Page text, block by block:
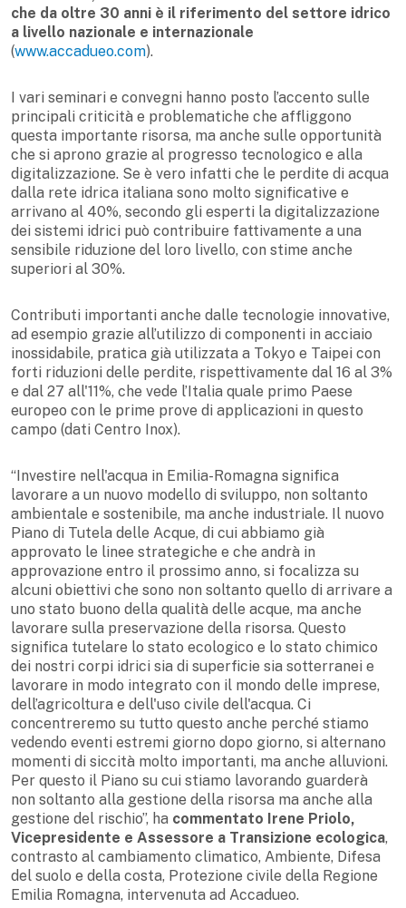
che da oltre 30 anni è il riferimento del settore idrico
a livello nazionale e internazionale
(www.accadueo.com).
I vari seminari e convegni hanno posto l’accento sulle
principali criticità e problematiche che affliggono
questa importante risorsa, ma anche sulle opportunità
che si aprono grazie al progresso tecnologico e alla
digitalizzazione. Se è vero infatti che le perdite di acqua
dalla rete idrica italiana sono molto significative e
arrivano al 40%, secondo gli esperti la digitalizzazione
dei sistemi idrici può contribuire fattivamente a una
sensibile riduzione del loro livello, con stime anche
superiori al 30%.
Contributi importanti anche dalle tecnologie innovative,
ad esempio grazie all’utilizzo di componenti in acciaio
inossidabile, pratica già utilizzata a Tokyo e Taipei con
forti riduzioni delle perdite, rispettivamente dal 16 al 3%
e dal 27 all'11%, che vede l’Italia quale primo Paese
europeo con le prime prove di applicazioni in questo
campo (dati Centro Inox).
“Investire nell'acqua in Emilia-Romagna significa
lavorare a un nuovo modello di sviluppo, non soltanto
ambientale e sostenibile, ma anche industriale. Il nuovo
Piano di Tutela delle Acque, di cui abbiamo già
approvato le linee strategiche e che andrà in
approvazione entro il prossimo anno, si focalizza su
alcuni obiettivi che sono non soltanto quello di arrivare a
uno stato buono della qualità delle acque, ma anche
lavorare sulla preservazione della risorsa. Questo
significa tutelare lo stato ecologico e lo stato chimico
dei nostri corpi idrici sia di superficie sia sotterranei e
lavorare in modo integrato con il mondo delle imprese,
dell’agricoltura e dell'uso civile dell'acqua. Ci
concentreremo su tutto questo anche perché stiamo
vedendo eventi estremi giorno dopo giorno, si alternano
momenti di siccità molto importanti, ma anche alluvioni.
Per questo il Piano su cui stiamo lavorando guarderà
non soltanto alla gestione della risorsa ma anche alla
gestione del rischio”, ha commentato Irene Priolo,
Vicepresidente e Assessore a Transizione ecologica,
contrasto al cambiamento climatico, Ambiente, Difesa
del suolo e della costa, Protezione civile della Regione
Emilia Romagna, intervenuta ad Accadueo.